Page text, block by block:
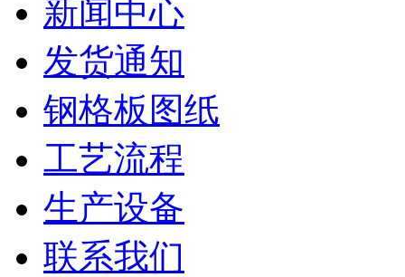
新闻中心
发货通知
钢格板图纸
工艺流程
生产设备
联系我们